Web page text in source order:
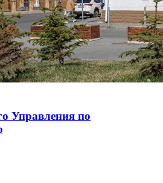
Управления по